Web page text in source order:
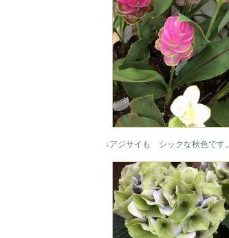
↓アジサイも シックな秋色です。